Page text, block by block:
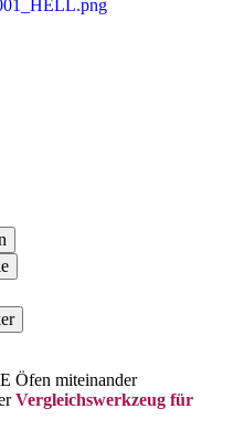
Öfen miteinander
Vergleichswerkzeug für